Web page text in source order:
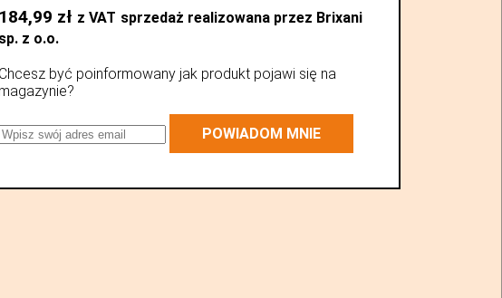
184,99 zł z VAT sprzedaż realizowana przez Brixani
sp. z o.o.
Chcesz być poinformowany jak produkt pojawi się na
magazynie?
POWIADOM MNIE